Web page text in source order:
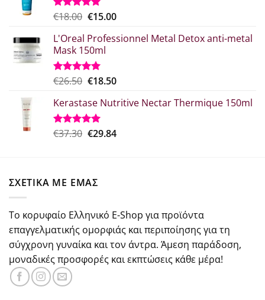
Βαθμολογήθηκε
από 5
€18.00 Original
was:
€18.00.
€15.00Η
τιμή
L'Oreal Professionnel Metal Detox anti-metal
Mask 150ml
Βαθμολογήθηκε
από 5
€26.50 Original
was:
€26.50.
€18.50Η
τιμή
€18.50.
Kerastase Nutritive Nectar Thermique 150ml
Βαθμολογήθηκε
€37.30 Original
€29.84Η
ΣΧΕΤΙΚΑ ΜΕ ΕΜΑΣ
Το κορυφαίο Ελληνικό E-Shop για προϊόντα
επαγγελματικής ομορφιάς και περιποίησης για τη
σύγχρονη γυναίκα και τον άντρα. Άμεση παράδοση,
μοναδικές προσφορές και εκπτώσεις κάθε μέρα!